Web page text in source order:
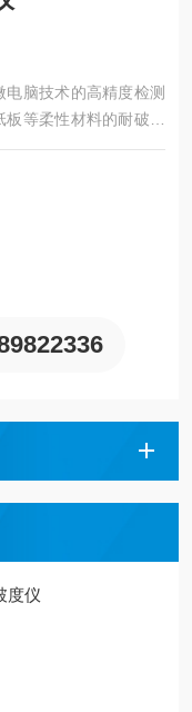
脑技术的高精度检测
等柔性材料的耐破强
管控和产品研发的核心
度仪